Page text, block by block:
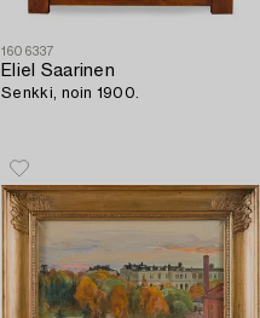
1606337
Eliel Saarinen
Senkki, noin 1900.